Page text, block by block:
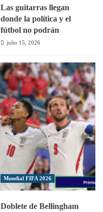
Las guitarras llegan
donde la política y el
fútbol no podrán
julio 15, 2026
Mundial FIFA 2026
Doblete de Bellingham